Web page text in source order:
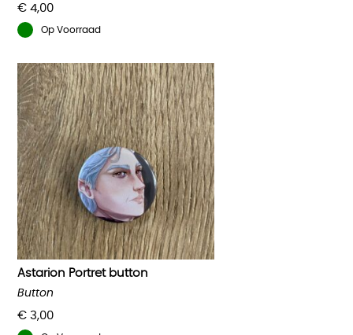
€ 4,00
Op Voorraad
Astarion Portret button
€ 3,00
Button